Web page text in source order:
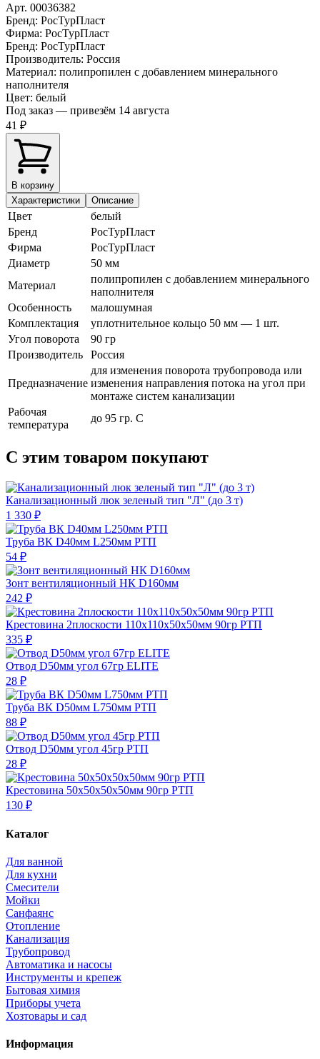
Арт. 00036382
Бренд: РосТурПласт
Фирма: РосТурПласт
Бренд: РосТурПласт
Производитель: Россия
Материал: полипропилен с добавлением минерального
наполнителя
Цвет: белый
Под заказ — привезём 14 августа
41 ₽
В корзину
Характеристики
Описание
Цвет
белый
Бренд
РосТурПласт
Фирма
РосТурПласт
Диаметр
50 мм
Материал
полипропилен с добавлением минерального
наполнителя
Особенность
малошумная
Комплектация
уплотнительное кольцо 50 мм — 1 шт.
Угол поворота
90 гр
Производитель
Россия
Предназначение
для изменения поворота трубопровода или
изменения направления потока на угол при
монтаже систем канализации
Рабочая
температура
до 95 гр. С
С этим товаром покупают
Канализационный люк зеленый тип "Л" (до 3 т)
1 330 ₽
Труба ВК D40мм L250мм РТП
54 ₽
Зонт вентиляционный НК D160мм
242 ₽
Крестовина 2плоскости 110х110х50х50мм 90гр РТП
335 ₽
Отвод D50мм угол 67гр ELITE
28 ₽
Труба ВК D50мм L750мм РТП
88 ₽
Отвод D50мм угол 45гр РТП
28 ₽
Крестовина 50х50х50х50мм 90гр РТП
130 ₽
Каталог
Для ванной
Для кухни
Смесители
Мойки
Санфаянс
Отопление
Канализация
Трубопровод
Автоматика и насосы
Инструменты и крепеж
Бытовая химия
Приборы учета
Хозтовары и сад
Информация